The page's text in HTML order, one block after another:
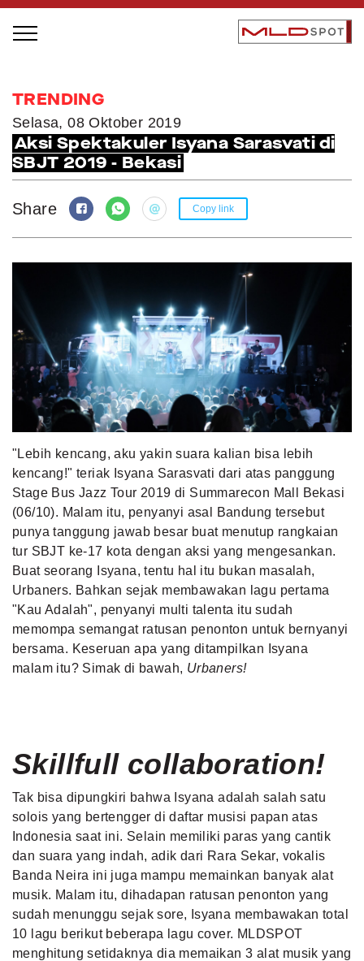
LOCAL GREATNESS
INSPIRING PEOPLE
INSPIRING PRODUCTS
INSPIRING PLACES
INSPIRING COMMUNITIES
TRENDING
MLDPODCAST
VIDEOS
MLDPOINTS
TRENDING
Selasa, 08 Oktober 2019
Aksi Spektakuler Isyana Sarasvati di
SBJT 2019 - Bekasi
Share Copy link
"Lebih kencang, aku yakin suara kalian bisa lebih
kencang!" teriak Isyana Sarasvati dari atas panggung
Stage Bus Jazz Tour 2019 di Summarecon Mall Bekasi
(06/10). Malam itu, penyanyi asal Bandung tersebut
punya tanggung jawab besar buat menutup rangkaian
tur SBJT ke-17 kota dengan aksi yang mengesankan.
Buat seorang Isyana, tentu hal itu bukan masalah,
Urbaners. Bahkan sejak membawakan lagu pertama
"Kau Adalah", penyanyi multi talenta itu sudah
memompa semangat ratusan penonton untuk bernyanyi
bersama. Keseruan apa yang ditampilkan Isyana
malam itu? Simak di bawah, Urbaners!
Skillfull collaboration!
Tak bisa dipungkiri bahwa Isyana adalah salah satu
solois yang bertengger di daftar musisi papan atas
Indonesia saat ini. Selain memiliki paras yang cantik
dan suara yang indah, adik dari Rara Sekar, vokalis
Banda Neira ini juga mampu memainkan banyak alat
musik. Malam itu, dihadapan ratusan penonton yang
sudah menunggu sejak sore, Isyana membawakan total
10 lagu berikut beberapa lagu cover. MLDSPOT
menghitung setidaknya dia memaikan 3 alat musik yang